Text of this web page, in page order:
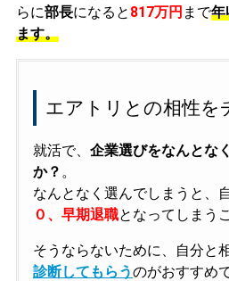
らに部長になると 817万円 まで年
ます。
エアトリとの相性を
就活で、 企業選びをなんとな
か？ 。
なんとなく選んでしまうと、
０、早期退職となってしまう
そうならないために、自分と
診断してもらうのがおすすめ